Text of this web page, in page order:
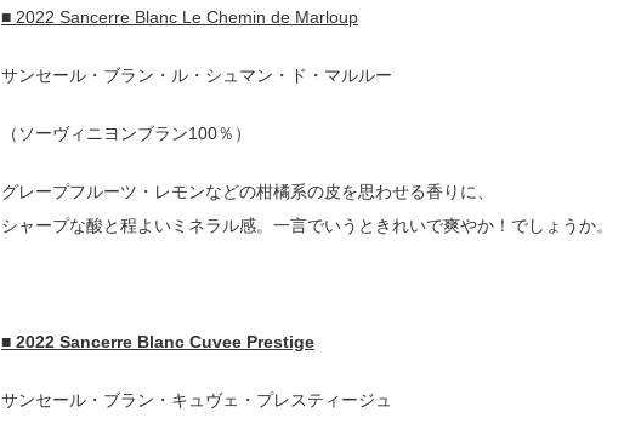
■ 2022 Sancerre Blanc Le Chemin de Marloup
サンセール・ブラン・ル・シュマン・ド・マルルー
（ソーヴィニヨンブラン100％）
グレープフルーツ・レモンなどの柑橘系の皮を思わせる香りに、
シャープな酸と程よいミネラル感。一言でいうときれいで爽やか！でしょうか。
■ 2022 Sancerre Blanc Cuvee Prestige
サンセール・ブラン・キュヴェ・プレスティージュ